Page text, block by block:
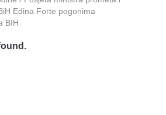
Edina Forte pogonima
BIH